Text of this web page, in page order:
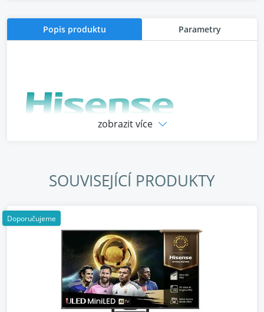
Popis produktu Parametry
zobrazit více
SOUVISEJÍCÍ PRODUKTY
Doporučujeme